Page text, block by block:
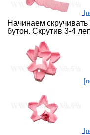
Начинаем
бутон. Скрутив 3-4